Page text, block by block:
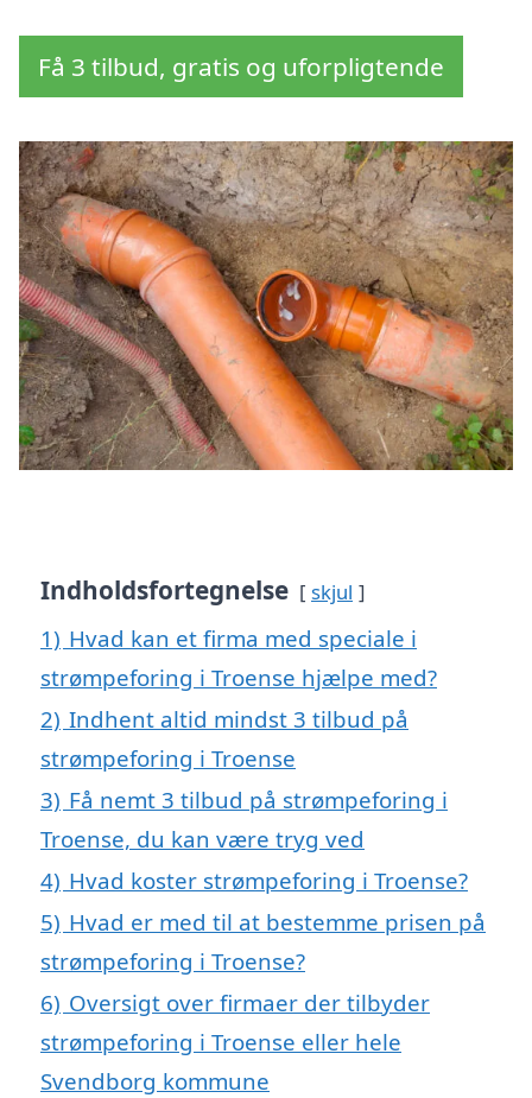
Få 3 tilbud, gratis og uforpligtende
Indholdsfortegnelse skjul
1) Hvad kan et firma med speciale i
strømpeforing i Troense hjælpe med?
2) Indhent altid mindst 3 tilbud på
strømpeforing i Troense
3) Få nemt 3 tilbud på strømpeforing i
Troense, du kan være tryg ved
4) Hvad koster strømpeforing i Troense?
5) Hvad er med til at bestemme prisen på
strømpeforing i Troense?
6) Oversigt over firmaer der tilbyder
strømpeforing i Troense eller hele
Svendborg kommune